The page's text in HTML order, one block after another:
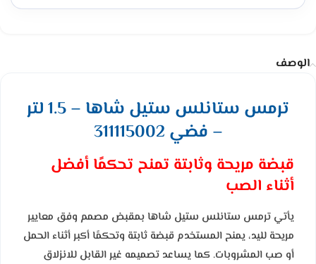
الوصف
ترمس ستانلس ستيل شاها – 1.5 لتر
– فضي 311115002
قبضة مريحة وثابتة تمنح تحكمًا أفضل
أثناء الصب
يأتي ترمس ستانلس ستيل شاها بمقبض مصمم وفق معايير
مريحة لليد، يمنح المستخدم قبضة ثابتة وتحكمًا أكبر أثناء الحمل
أو صب المشروبات. كما يساعد تصميمه غير القابل للانزلاق